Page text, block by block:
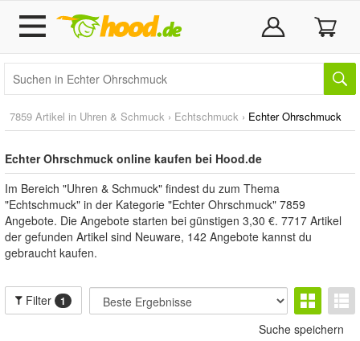
7859 Artikel in Uhren & Schmuck › Echtschmuck › Echter Ohrschmuck
Echter Ohrschmuck online kaufen bei Hood.de
Im Bereich "Uhren & Schmuck" findest du zum Thema
"Echtschmuck" in der Kategorie "Echter Ohrschmuck" 7859
Angebote. Die Angebote starten bei günstigen 3,30 €. 7717 Artikel
der gefunden Artikel sind Neuware, 142 Angebote kannst du
gebraucht kaufen.
Filter 1
Suche speichern